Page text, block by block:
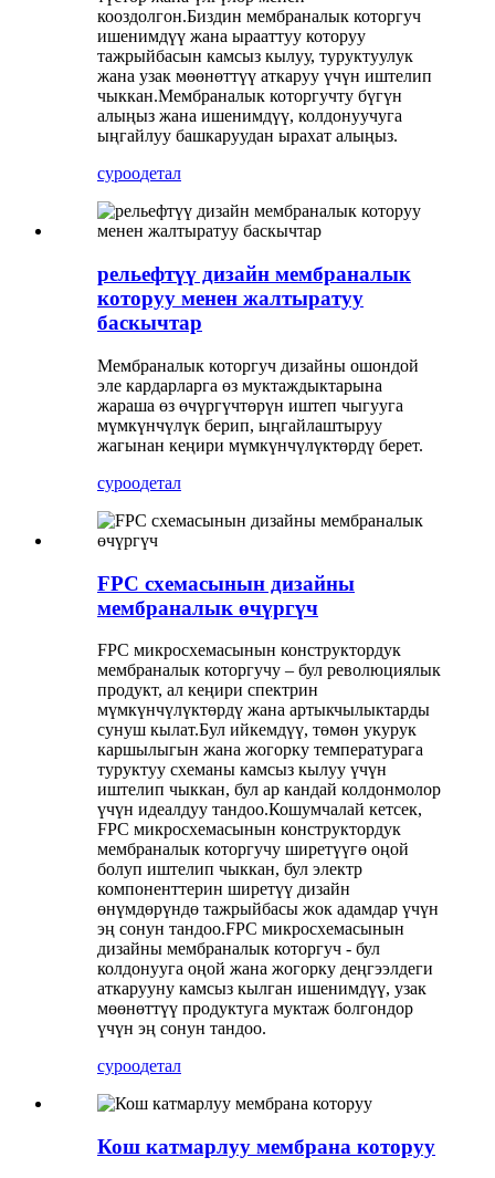
кооздолгон.Биздин мембраналык которгуч
ишенимдүү жана ырааттуу которуу
тажрыйбасын камсыз кылуу, туруктуулук
жана узак мөөнөттүү аткаруу үчүн иштелип
чыккан.Мембраналык которгучту бүгүн
алыңыз жана ишенимдүү, колдонуучуга
ыңгайлуу башкаруудан ырахат алыңыз.
суроодетал
рельефтүү дизайн мембраналык
которуу менен жалтыратуу
баскычтар
Мембраналык которгуч дизайны ошондой
эле кардарларга өз муктаждыктарына
жараша өз өчүргүчтөрүн иштеп чыгууга
мүмкүнчүлүк берип, ыңгайлаштыруу
жагынан кеңири мүмкүнчүлүктөрдү берет.
суроодетал
FPC схемасынын дизайны
мембраналык өчүргүч
FPC микросхемасынын конструктордук
мембраналык которгучу – бул революциялык
продукт, ал кеңири спектрин
мүмкүнчүлүктөрдү жана артыкчылыктарды
сунуш кылат.Бул ийкемдүү, төмөн укурук
каршылыгын жана жогорку температурага
туруктуу схеманы камсыз кылуу үчүн
иштелип чыккан, бул ар кандай колдонмолор
үчүн идеалдуу тандоо.Кошумчалай кетсек,
FPC микросхемасынын конструктордук
мембраналык которгучу ширетүүгө оңой
болуп иштелип чыккан, бул электр
компоненттерин ширетүү дизайн
өнүмдөрүндө тажрыйбасы жок адамдар үчүн
эң сонун тандоо.FPC микросхемасынын
дизайны мембраналык которгуч - бул
колдонууга оңой жана жогорку деңгээлдеги
аткарууну камсыз кылган ишенимдүү, узак
мөөнөттүү продуктуга муктаж болгондор
үчүн эң сонун тандоо.
суроодетал
Кош катмарлуу мембрана которуу